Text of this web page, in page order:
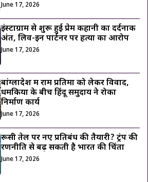
June 17, 2026
इंस्टाग्राम से शुरू हुई प्रेम कहानी का दर्दनाक
अंत, लिव-इन पार्टनर पर हत्या का आरोप
June 17, 2026
बांग्लादेश में राम प्रतिमा को लेकर विवाद,
धमकियों के बीच हिंदू समुदाय ने रोका
निर्माण कार्य
June 17, 2026
रूसी तेल पर नए प्रतिबंध की तैयारी? ट्रंप की
रणनीति से बढ़ सकती है भारत की चिंता
June 17, 2026